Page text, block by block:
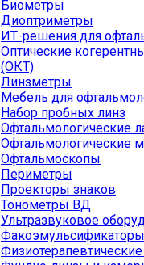
Биометры
Диоптриметры
ИТ-решения для
Оптические
(ОКТ)
Линзметры
Мебель для
Набор пробных линз
Офтальмологические
Офтальмологические
Офтальмоскопы
Периметры
Проекторы знаков
Тонометры ВД
Ультразвуковое
Факоэмульсификаторы